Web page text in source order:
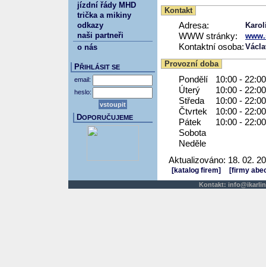
Kontakt
Adresa:
WWW stránky:
Kontaktní osoba:
Provozní doba
Pondělí
10:00 - 22:00
Úterý
10:00 - 22:00
Středa
10:00 - 22:00
Čtvrtek
10:00 - 22:00
Pátek
10:00 - 22:00
Sobota
Neděle
Aktualizováno: 18. 02.
[katalog firem] [firmy
jízdní řády MHD
trička a mikiny
odkazy
naši partneři
o nás
PŘIHLÁSIT SE
email:
heslo:
DOPORUČUJEME
Kontakt: